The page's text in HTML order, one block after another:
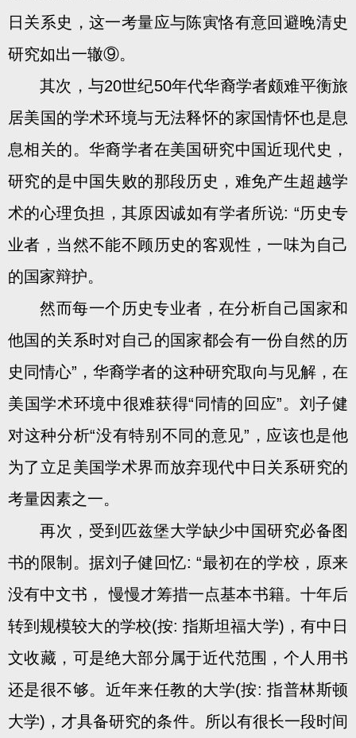
日关系史，这一考量应与陈寅恪有意回避晚清史
研究如出一辙⑨。
其次，与20世纪50年代华裔学者颇难平衡旅
居美国的学术环境与无法释怀的家国情怀也是息
息相关的。华裔学者在美国研究中国近现代史，
研究的是中国失败的那段历史，难免产生超越学
术的心理负担，其原因诚如有学者所说: “历史专
业者，当然不能不顾历史的客观性，一味为自己
的国家辩护。
然而每一个历史专业者，在分析自己国家和
他国的关系时对自己的国家都会有一份自然的历
史同情心”，华裔学者的这种研究取向与见解，在
美国学术环境中很难获得“同情的回应”。刘子健
对这种分析“没有特别不同的意见”，应该也是他
为了立足美国学术界而放弃现代中日关系研究的
考量因素之一。
再次，受到匹兹堡大学缺少中国研究必备图
书的限制。据刘子健回忆: “最初在的学校，原来
没有中文书， 慢慢才筹措一点基本书籍。十年后
转到规模较大的学校(按: 指斯坦福大学)，有中日
文收藏，可是绝大部分属于近代范围，个人用书
还是很不够。近年来任教的大学(按: 指普林斯顿
大学)，才具备研究的条件。所以有很长一段时间